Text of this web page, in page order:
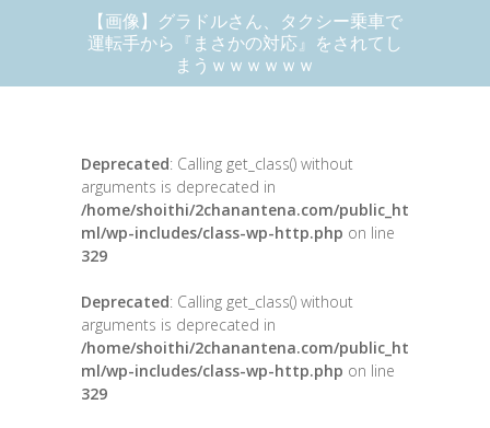
【画像】グラドルさん、タクシー乗車で
運転手から『まさかの対応』をされてし
まうｗｗｗｗｗｗ
Deprecated: Calling get_class() without
arguments is deprecated in
/home/shoithi/2chanantena.com/public_ht
ml/wp-includes/class-wp-http.php on line
329
Deprecated: Calling get_class() without
arguments is deprecated in
/home/shoithi/2chanantena.com/public_ht
ml/wp-includes/class-wp-http.php on line
329